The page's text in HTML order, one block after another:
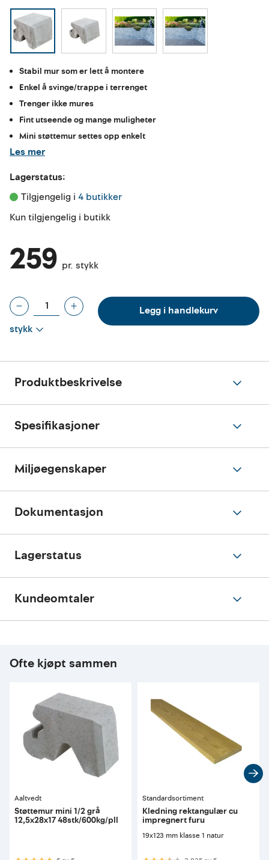
Stabil mur som er lett å montere
Enkel å svinge/trappe i terrenget
Trenger ikke mures
Fint utseende og mange muligheter
Mini støttemur settes opp enkelt
Les mer
Lagerstatus:
Tilgjengelig i 4 butikker
Kun tilgjengelig i butikk
259 pr. stykk
stykk
Legg i handlekurv
Produktbeskrivelse
Spesifikasjoner
Miljøegenskaper
Dokumentasjon
Lagerstatus
Kundeomtaler
Ofte kjøpt sammen
Aaltvedt
Støttemur mini 1/2 grå
12,5x28x17 48stk/600kg/pll
Standardsortiment
Kledning rektangulær cu
impregnert furu
19x123 mm klasse 1 natur